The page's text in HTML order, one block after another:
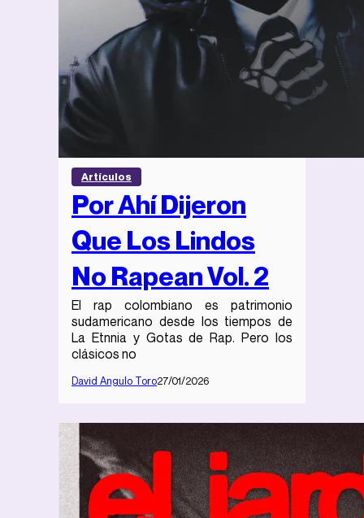
Artículos
Por Ahí Dijeron
Que Los Lindos
No Rapean Vol. 2
El rap colombiano es patrimonio
sudamericano desde los tiempos de
La Etnnia y Gotas de Rap. Pero los
clásicos no
David Angulo Toro27/01/2026